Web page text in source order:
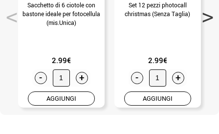
Sacchetto di 6 ciotole con
bastone ideale per fotocellula
(mis.Unica)
2.99€
- +
AGGIUNGI
Set 12 pezzi photocall
christmas (Senza Taglia)
2.99€
- +
AGGIUNGI